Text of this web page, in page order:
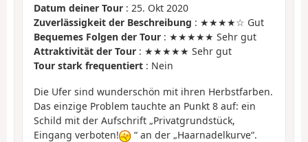
Datum deiner Tour : 25. Okt 2020
Zuverlässigkeit der Beschreibung : ★★★★☆ Gut
Bequemes Folgen der Tour : ★★★★★ Sehr gut
Attraktivität der Tour : ★★★★★ Sehr gut
Tour stark frequentiert : Nein
Die Ufer sind wunderschön mit ihren Herbstfarben.
Das einzige Problem tauchte an Punkt 8 auf: ein
Schild mit der Aufschrift „Privatgrundstück,
Eingang verboten!
“ an der „Haarnadelkurve“.